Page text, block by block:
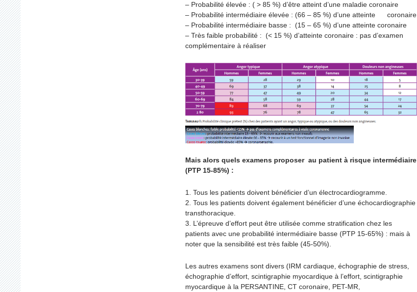
– Probabilité élevée : ( > 85 %) d’être atteint d’une maladie coronaire
– Probabilité intermédiaire élevée : (66 – 85 %) d’une atteinte coronaire
– Probabilité intermédiaire basse : (15 – 65 %) d’une atteinte coronaire
– Très faible probabilité : (< 15 %) d’atteinte coronaire : pas d’examen
complémentaire à réaliser
Mais alors quels examens proposer au patient à risque intermédiaire
(PTP 15-85%) :
1. Tous les patients doivent bénéficier d’un électrocardiogramme.
2. Tous les patients doivent également bénéficier d’une échocardiographie
transthoracique.
3. L’épreuve d’effort peut être utilisée comme stratification chez les
patients avec une probabilité intermédiaire basse (PTP 15-65%) : mais à
noter que la sensibilité est très faible (45-50%).
Les autres examens sont divers (IRM cardiaque, échographie de stress,
échographie d’effort, scintigraphie myocardique à l’effort, scintigraphie
myocardique à la PERSANTINE, CT coronaire, PET-MR,